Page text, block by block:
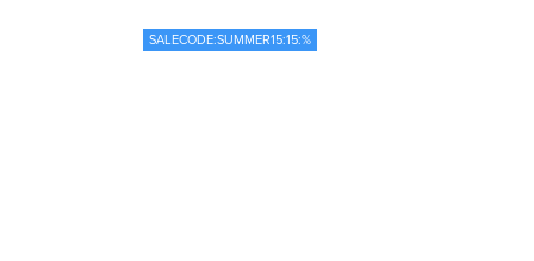
SALECODE:SUMMER15:15:%